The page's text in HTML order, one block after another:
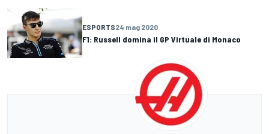
ESPORTS24 mag 2020
F1: Russell domina il GP Virtuale di Monaco